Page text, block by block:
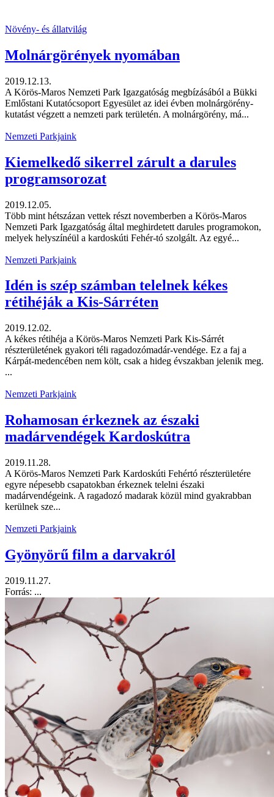
Növény- és állatvilág
Molnárgörények nyomában
2019.12.13.
A Körös-Maros Nemzeti Park Igazgatóság megbízásából a Bükki
Emlőstani Kutatócsoport Egyesület az idei évben molnárgörény-
kutatást végzett a nemzeti park területén. A molnárgörény, má...
Nemzeti Parkjaink
Kiemelkedő sikerrel zárult a darules
programsorozat
2019.12.05.
Több mint hétszázan vettek részt novemberben a Körös-Maros
Nemzeti Park Igazgatóság által meghirdetett darules programokon,
melyek helyszínéül a kardoskúti Fehér-tó szolgált. Az egyé...
Nemzeti Parkjaink
Idén is szép számban telelnek kékes
rétihéják a Kis-Sárréten
2019.12.02.
A kékes rétihéja a Körös-Maros Nemzeti Park Kis-Sárrét
részterületének gyakori téli ragadozómadár-vendége. Ez a faj a
Kárpát-medencében nem költ, csak a hideg évszakban jelenik meg.
...
Nemzeti Parkjaink
Rohamosan érkeznek az északi
madárvendégek Kardoskútra
2019.11.28.
A Körös-Maros Nemzeti Park Kardoskúti Fehértó részterületére
egyre népesebb csapatokban érkeznek telelni északi
madárvendégeink. A ragadozó madarak közül mind gyakrabban
kerülnek sze...
Nemzeti Parkjaink
Gyönyörű film a darvakról
2019.11.27.
Forrás: ...